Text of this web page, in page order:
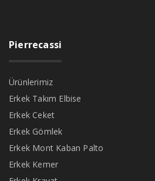
Pierrecassi
Ürünlerimiz
Erkek Takım Elbise
Erkek Ceket
Erkek Gömlek
Erkek Mont Kaban Palto
Erkek Kemer